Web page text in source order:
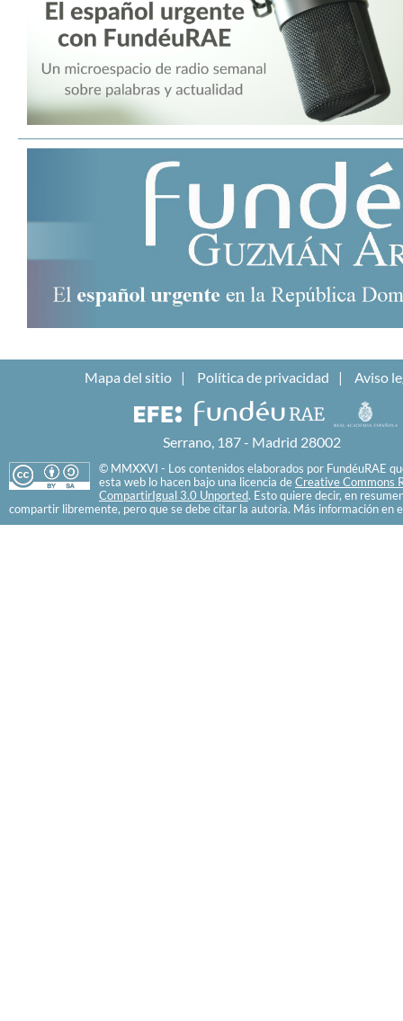
Mapa del sitio Política de privacidad Aviso
Serrano, 187 - Madrid 28002
© MMXXVI - Los contenidos elaborados por FundéuRAE
esta web lo hacen bajo una licencia de Creative Commons
CompartirIgual 3.0 Unported. Esto quiere decir, en
compartir libremente, pero que se debe citar la autoría. Más información en